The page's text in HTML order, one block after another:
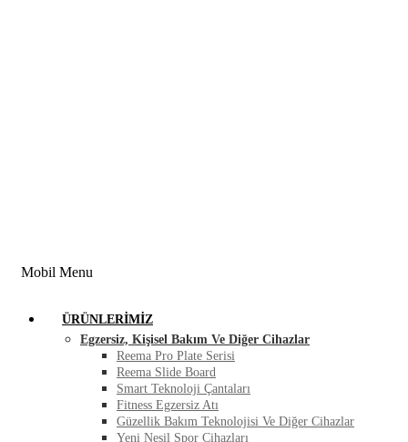
Mobil Menu
ÜRÜNLERIMIZ
Egzersiz, Kişisel Bakım Ve Diğer Cihazlar
Reema Pro Plate Serisi
Reema Slide Board
Smart Teknoloji Çantaları
Fitness Egzersiz Atı
Güzellik Bakım Teknolojisi Ve Diğer Cihazlar
Yeni Nesil Spor Cihazları